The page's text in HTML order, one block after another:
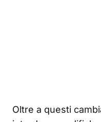
Oltre a questi